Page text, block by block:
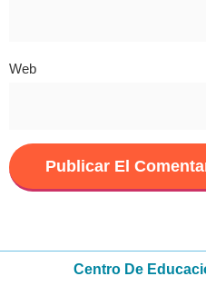
Web
Centro De